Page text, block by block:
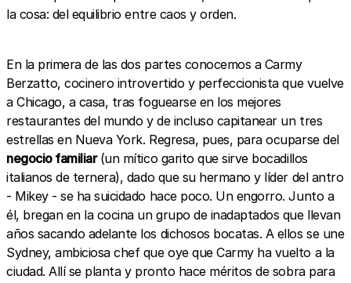
la cosa: del equilibrio entre caos y orden.
En la primera de las dos partes conocemos a Carmy
Berzatto, cocinero introvertido y perfeccionista que vuelve
a Chicago, a casa, tras foguearse en los mejores
restaurantes del mundo y de incluso capitanear un tres
estrellas en Nueva York. Regresa, pues, para ocuparse del
negocio familiar(un mítico garito que sirve bocadillos
italianos de ternera), dado que su hermano y líder del antro
- Mikey - se ha suicidado hace poco. Un engorro. Junto a
él, bregan en la cocina un grupo de inadaptados que llevan
años sacando adelante los dichosos bocatas. A ellos se une
Sydney, ambiciosa chef que oye que Carmy ha vuelto a la
ciudad. Allí se planta y pronto hace méritos de sobra para